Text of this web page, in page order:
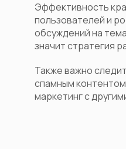
Эффективность
пользователей и
обсуждений на
значит стратегия
Также важно
спамным
маркетинг с